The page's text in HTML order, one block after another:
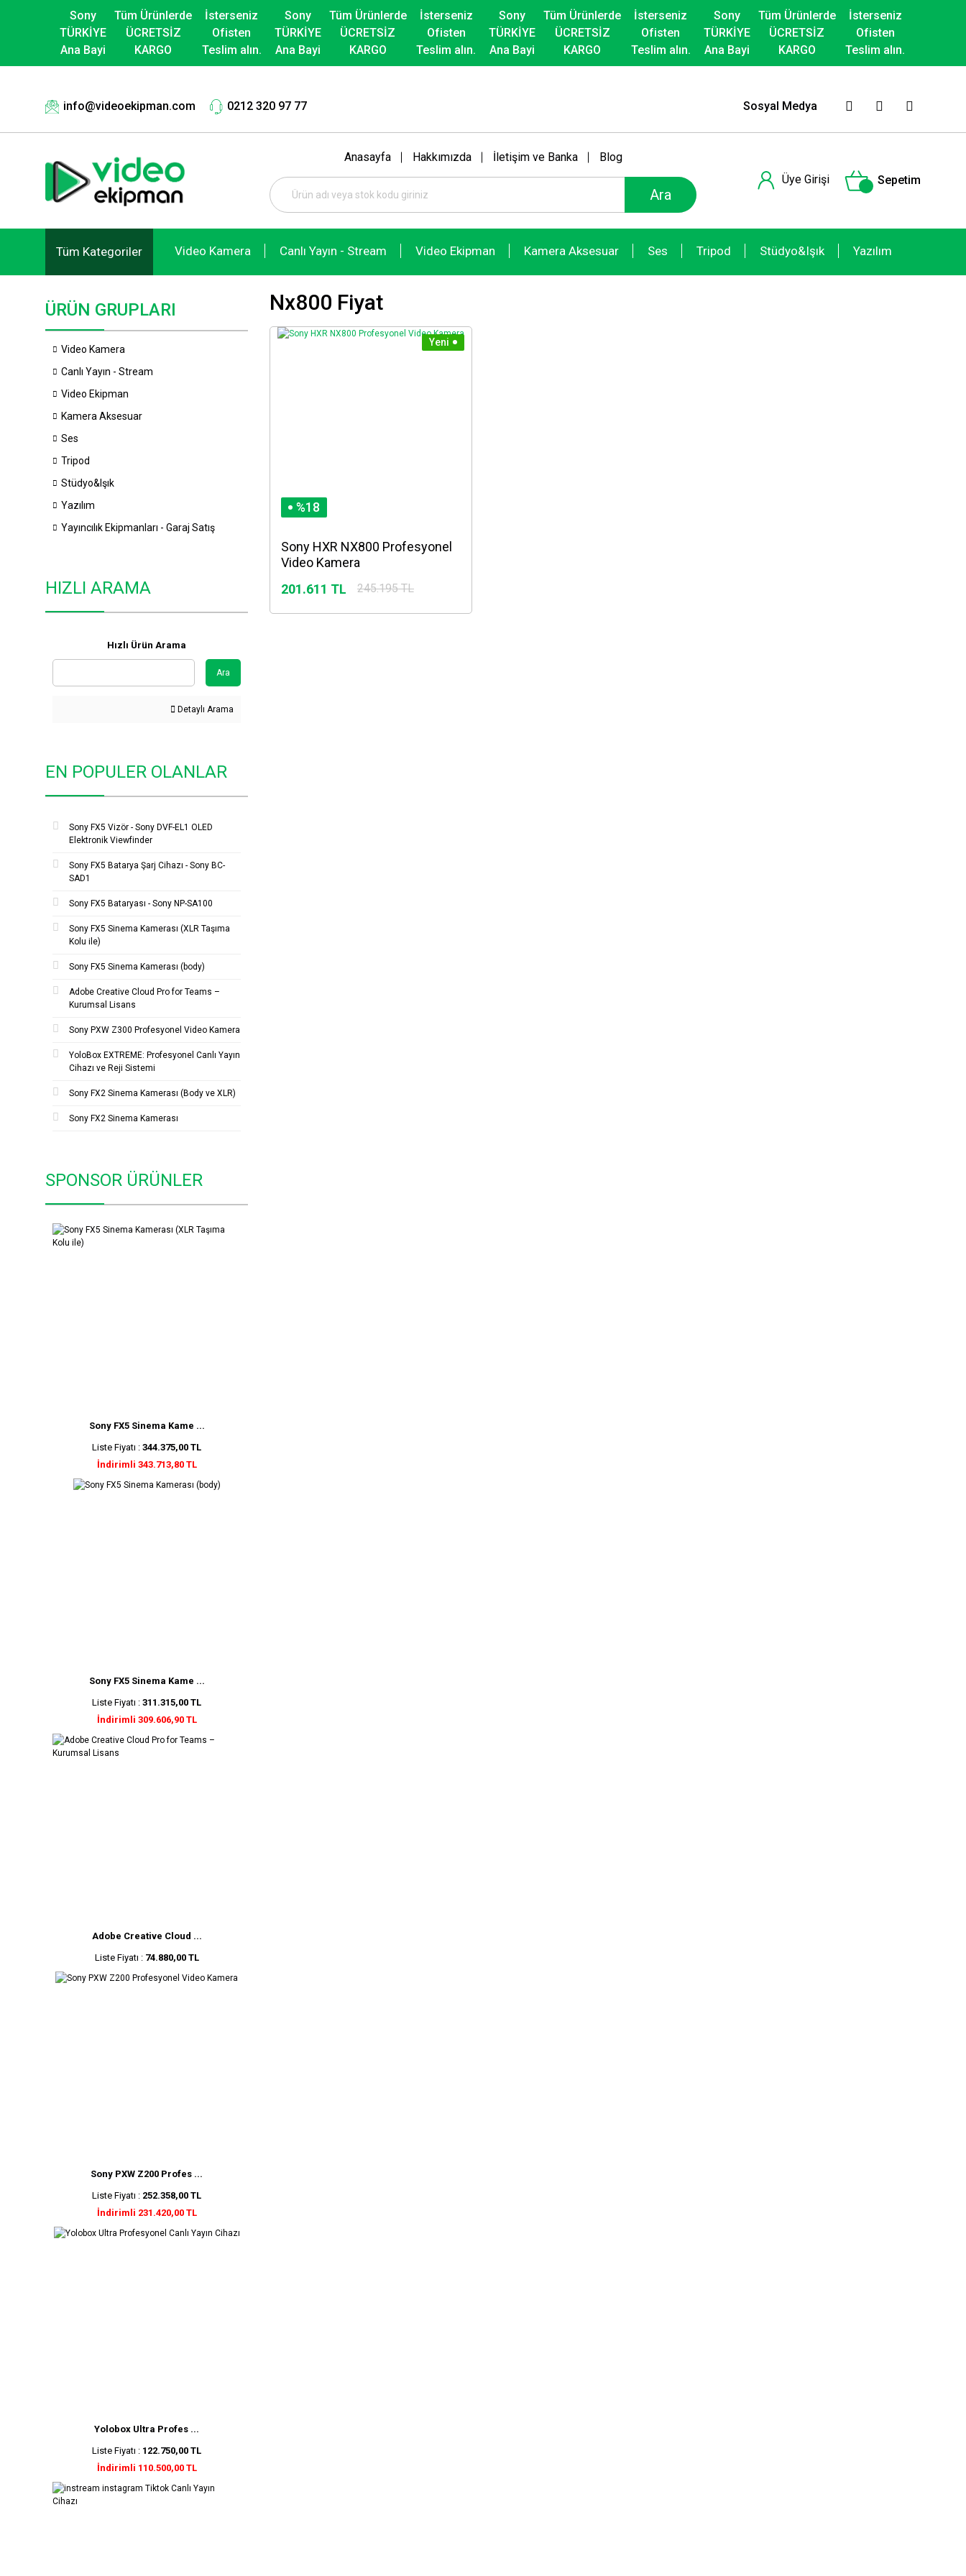
Sony
TÜRKİYE
Ana Bayi
Tüm Ürünlerde
ÜCRETSİZ
KARGO
İsterseniz
Ofisten
Teslim alın.
Sony
TÜRKİYE
Ana Bayi
Tüm Ürünlerde
ÜCRETSİZ
KARGO
İsterseniz
Ofisten
Teslim alın.
Sony
TÜRKİYE
Ana Bayi
Tüm Ürünlerde
ÜCRETSİZ
KARGO
İsterseniz
Ofisten
Teslim alın.
Sony
TÜRKİYE
Ana Bayi
Tüm Ürünlerde
ÜCRETSİZ
KARGO
İsterseniz
Ofisten
Teslim alın.
info@videoekipman.com 0212 320 97 77 Sosyal Medya
Anasayfa Hakkımızda İletişim ve Banka Blog
Ara
Üye Girişi Sepetim
Tüm Kategoriler Video Kamera Canlı Yayın - Stream Video Ekipman Kamera Aksesuar Ses Tripod Stüdyo&Işık Yazılım
ÜRÜN GRUPLARI
Video Kamera
Canlı Yayın - Stream
Video Ekipman
Kamera Aksesuar
Ses
Tripod
Stüdyo&Işık
Yazılım
Yayıncılık Ekipmanları - Garaj Satış
HIZLI ARAMA
Hızlı Ürün Arama
Ara
Detaylı Arama
EN POPULER OLANLAR
Sony FX5 Vizör - Sony DVF-EL1 OLED
Elektronik Viewfinder
Sony FX5 Batarya Şarj Cihazı - Sony BC-
SAD1
Sony FX5 Bataryası - Sony NP-SA100
Sony FX5 Sinema Kamerası (XLR Taşıma
Kolu ile)
Sony FX5 Sinema Kamerası (body)
Adobe Creative Cloud Pro for Teams –
Kurumsal Lisans
Sony PXW Z300 Profesyonel Video Kamera
YoloBox EXTREME: Profesyonel Canlı Yayın
Cihazı ve Reji Sistemi
Sony FX2 Sinema Kamerası (Body ve XLR)
Sony FX2 Sinema Kamerası
SPONSOR ÜRÜNLER
Sony FX5 Sinema Kame ...
Liste Fiyatı : 344.375,00 TL
İndirimli 343.713,80 TL
Sony FX5 Sinema Kame ...
Liste Fiyatı : 311.315,00 TL
İndirimli 309.606,90 TL
Adobe Creative Cloud ...
Liste Fiyatı : 74.880,00 TL
Sony PXW Z200 Profes ...
Liste Fiyatı : 252.358,00 TL
İndirimli 231.420,00 TL
Yolobox Ultra Profes ...
Liste Fiyatı : 122.750,00 TL
İndirimli 110.500,00 TL
Nx800 Fiyat
%18
Yeni
Sony HXR NX800 Profesyonel
Video Kamera
201.611 TL
245.195 TL